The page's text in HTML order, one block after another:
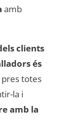
amb
clients
és
pres totes
la i
amb la